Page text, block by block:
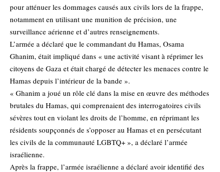
pour atténuer les dommages causés aux civils lors de la frappe,
notamment en utilisant une munition de précision, une
surveillance aérienne et d’autres renseignements.
L’armée a déclaré que le commandant du Hamas, Osama
Ghanim, était impliqué dans « une activité visant à réprimer les
citoyens de Gaza et était chargé de détecter les menaces contre le
Hamas depuis l’intérieur de la bande ».
« Ghanim a joué un rôle clé dans la mise en œuvre des méthodes
brutales du Hamas, qui comprenaient des interrogatoires civils
sévères tout en violant les droits de l’homme, en réprimant les
résidents soupçonnés de s’opposer au Hamas et en persécutant
les civils de la communauté LGBTQ+ », a déclaré l’armée
israélienne.
Après la frappe, l’armée israélienne a déclaré avoir identifié des